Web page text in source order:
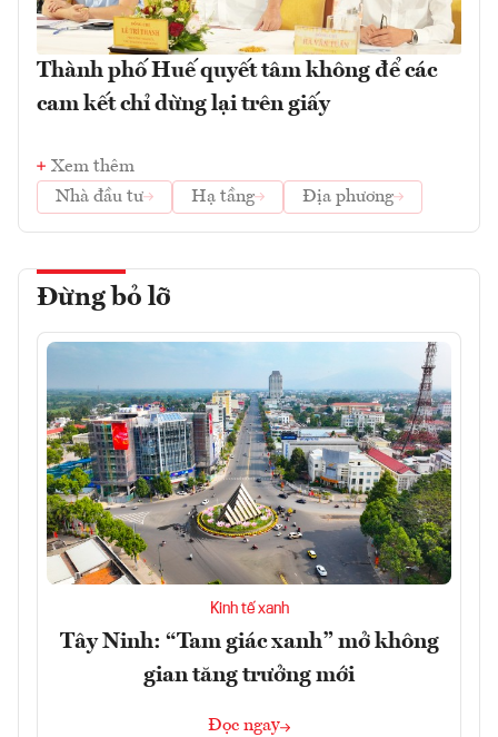
Thành phố Huế quyết tâm không để các
cam kết chỉ dừng lại trên giấy
Xem thêm
Nhà đầu tư
Hạ tầng Địa phương
Đừng bỏ lỡ
Kinh tế xanh
Tây Ninh: “Tam giác xanh” mở không
gian tăng trưởng mới
Đọc ngay